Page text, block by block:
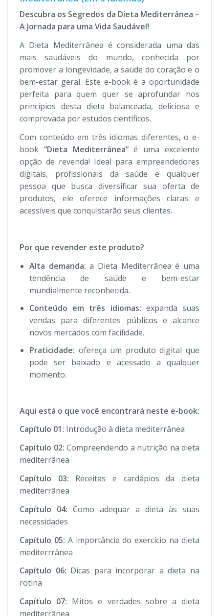
Descubra os Segredos da Dieta Mediterrânea –
A Jornada para uma Vida Saudável!
A Dieta Mediterrânea é considerada uma das
mais saudáveis do mundo, conhecida por
promover a longevidade, a saúde do coração e o
bem-estar geral. Este e-book é a oportunidade
perfeita para quem quer se aprofundar nos
princípios desta dieta balanceada, deliciosa e
comprovada por estudos científicos.
Com conteúdo em três idiomas diferentes, o e-
book “Dieta Mediterrânea”é uma excelente
opção de revenda! Ideal para empreendedores
digitais, profissionais da saúde e qualquer
pessoa que busca diversificar sua oferta de
produtos, ele oferece informações claras e
acessíveis que conquistarão seus clientes.
Por que revender este produto?
Alta demanda: a Dieta Mediterrânea é uma
tendência de saúde e bem-estar
mundialmente reconhecida.
Conteúdo em três idiomas: expanda suas
vendas para diferentes públicos e alcance
novos mercados com facilidade.
Praticidade: ofereça um produto digital que
pode ser baixado e acessado a qualquer
momento.
Aqui está o que você encontrará neste e-book:
Capítulo 01: Introdução à dieta mediterrânea
Capítulo 02: Compreendendo a nutrição na dieta
mediterrânea
Capítulo 03: Receitas e cardápios da dieta
mediterrânea
Capítulo 04: Como adequar a dieta às suas
necessidades
Capítulo 05: A importância do exercício na dieta
mediterrrânea
Capítulo 06: Dicas para incorporar a dieta na
rotina
Capítulo 07: Mitos e verdades sobre a dieta
mediterrânea